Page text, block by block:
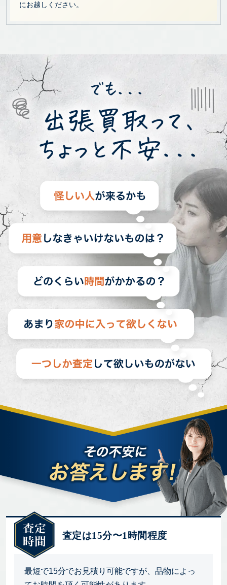
にお越しください。
査定は15分〜1時間程度
最短で15分でお見積り可能ですが、品物によっ